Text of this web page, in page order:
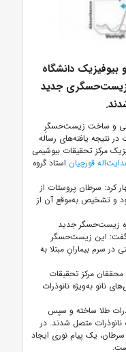
دانشگاه
زیست‌حسگری جدید
و ساخت زیست‌حسگرِ
نتیجه یافته‌های رساله
مرکز تحقیقات بیوشیمی
قورچیان استاد گروه
کرد: سرطان پروستات از
و تشخیص به‌موقع آن از
زیست‌حسگر جدید
این زیست‌حسگر
سرم بیمارانِ مبتلا به
مرکز تحقیقات
نانو به‌ویژه نانوذرات
طلا ساخته و سپس
نانوذرات متصل شدند. در
سرطان، یک پیام نوری ایجاد